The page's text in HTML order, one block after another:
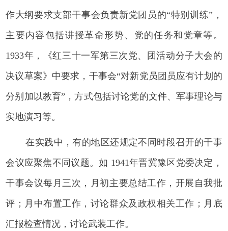
作大纲要求支部干事会负责新党团员的“特别训练”，
主要内容包括讲授革命形势、党的任务和党章等。
1933年，《红三十一军第三次党、团活动分子大会的
决议草案》中要求，干事会“对新党员团员应有计划的
分别加以教育”，方式包括讨论党的文件、军事理论与
实地演习等。
在实践中，有的地区还规定不同时段召开的干事
会议应聚焦不同议题。如 1941年晋冀豫区党委决定，
干事会议每月三次，月初主要总结工作，开展自我批
评；月中布置工作，讨论群众及政权相关工作；月底
汇报检查情况，讨论武装工作。